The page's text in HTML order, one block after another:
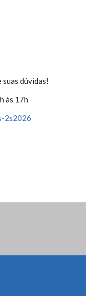
suas dúvidas!
às 17h
2s2026